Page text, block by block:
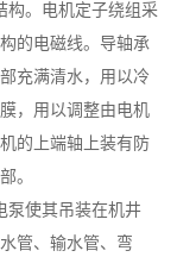
构。电机定子绕组采
的电磁线。导轴承
充满清水，用以冷
，用以调整由电机
的上端轴上装有防
。
泵使其吊装在机井
管、输水管、弯